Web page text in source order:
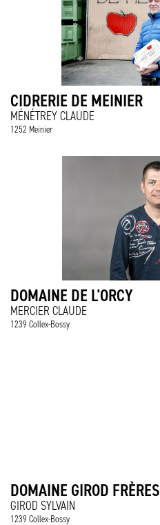
CIDRERIE DE MEINIER
MÉNÉTREY CLAUDE
1252 Meinier
DOMAINE DE L'ORCY
MERCIER CLAUDE
1239 Collex-Bossy
DOMAINE GIROD FRÈRES
GIROD SYLVAIN
1239 Collex-Bossy